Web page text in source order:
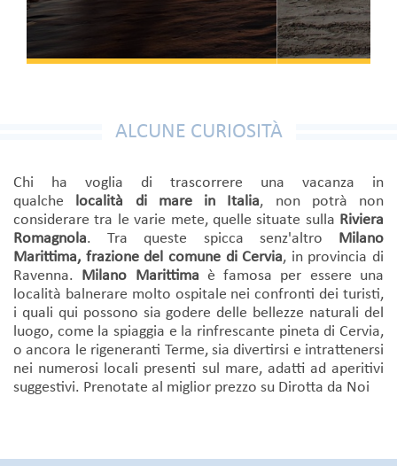
ALCUNE CURIOSITÀ
Chi ha voglia di trascorrere una vacanza in
qualche località di mare in Italia, non potrà non
considerare tra le varie mete, quelle situate sulla Riviera
Romagnola. Tra queste spicca senz'altro Milano
Marittima, frazione del comune di Cervia, in provincia di
Ravenna. Milano Marittima è famosa per essere una
località balnerare molto ospitale nei confronti dei turisti,
i quali qui possono sia godere delle bellezze naturali del
luogo, come la spiaggia e la rinfrescante pineta di Cervia,
o ancora le rigeneranti Terme, sia divertirsi e intrattenersi
nei numerosi locali presenti sul mare, adatti ad aperitivi
suggestivi. Prenotate al miglior prezzo su Dirotta da Noi